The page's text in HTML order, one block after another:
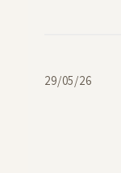
29/05/26